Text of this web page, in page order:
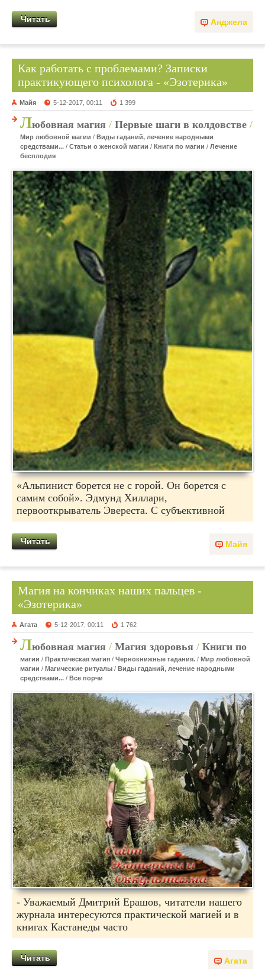
Анджела
Читать
Как работать с проблемами? Записки
практикующего психолога - «Эзотерика»
Майя 5-12-2017, 00:11 1 399
Любовная магия / Первые шаги в колдовстве /
Мир любовной магии / Виды гаданий, лечение народными
средствами... / Статьи о женской магии / Книги по магии / Лечение
бесплодия
«Альпинист борется не с горой. Он борется с
самим собой». Эдмунд Хиллари,
первооткрыватель Эвереста. С субъективной
Майя
Читать
Магия на кончиках наших пальцев -
«Эзотерика»
Агата 5-12-2017, 00:11 1 762
Любовная магия / Магия здоровья / Книги по
магии / Практическая магия / Чернокнижные гадания. / Мир любовной
магии / Магические ритуалы / Виды гаданий, лечение народными
средствами... / Все порчи
- Уважаемый Дмитрий Ерашов, читатели нашего
журнала интересуются практической магией и в
книгах Кастанеды часто
Агата
Читать